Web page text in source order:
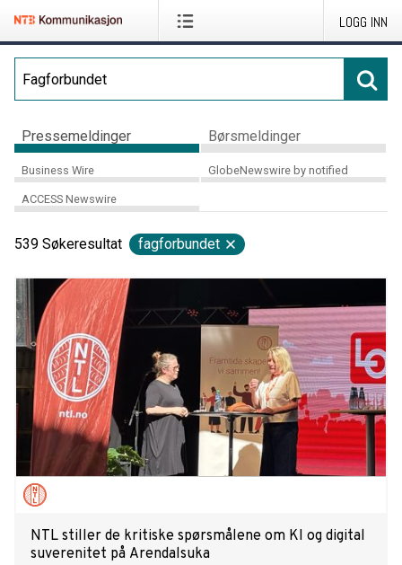
LOGG INN
Pressemeldinger Børsmeldinger
Business Wire GlobeNewswire by notified
ACCESS Newswire
539 Søkeresultat fagforbundet
NTL stiller de kritiske spørsmålene om KI og digital
suverenitet på Arendalsuka